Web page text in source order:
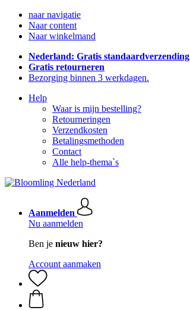
naar navigatie
Naar content
Naar winkelmand
Nederland: Gratis standaardverzending
Gratis retourneren
Bezorging binnen 3 werkdagen.
Help
Waar is mijn bestelling?
Retourneringen
Verzendkosten
Betalingsmethoden
Contact
Alle help-thema`s
Aanmelden
Nu aanmelden
Ben je nieuw hier?
Account aanmaken